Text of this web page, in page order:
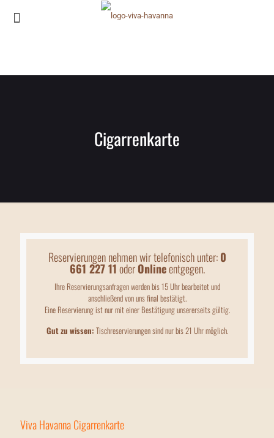
Cigarrenkarte
Reservierungen nehmen wir telefonisch unter:0
661 227 11oderOnlineentgegen.
Ihre Reservierungsanfragen werden bis 15 Uhr bearbeitet und
anschließend von uns final bestätigt.
Eine Reservierung ist nur mit einer Bestätigung unsererseits gültig.
Gut zu wissen: Tischreservierungen sind nur bis 21 Uhr möglich.
Viva Havanna Cigarrenkarte